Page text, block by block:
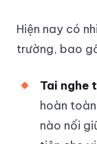
Hiện nay có
trường, bao
Tai nghe
hoàn
nào nối